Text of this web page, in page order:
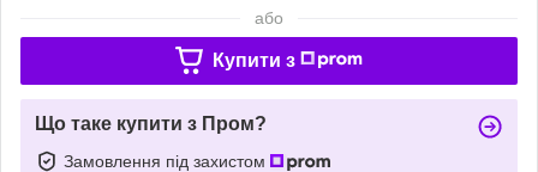
або
Купити з
Що таке купити з Пром?
Замовлення під захистом